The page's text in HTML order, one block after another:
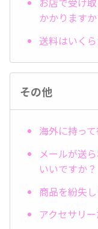
かかりますか
送料はいく
その他
海外に持っ
メールが送
いいですか？
商品を紛失
アクセサリ